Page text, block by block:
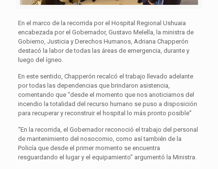
En el marco de la recorrida por el Hospital Regional Ushuaia
encabezada por el Gobernador, Gustavo Melella, la ministra de
Gobierno, Justicia y Derechos Humanos, Adriana Chapperón
destacó la labor de todas las áreas de emergencia, durante y
luego del ígneo.
En este sentido, Chapperón recalcó el trabajo llevado adelante
por todas las dependencias que brindaron asistencia,
comentando que “desde el momento que nos anoticiamos del
incendio la totalidad del recurso humano se puso a disposición
para recuperar y reconstruir el hospital lo más pronto posible”
“En la recorrida, el Gobernador reconoció el trabajo del personal
de mantenimiento del nosocomio, como así también de la
Policía que desde el primer momento se encuentra
resguardando el lugar y el equipamiento” argumentó la Ministra.